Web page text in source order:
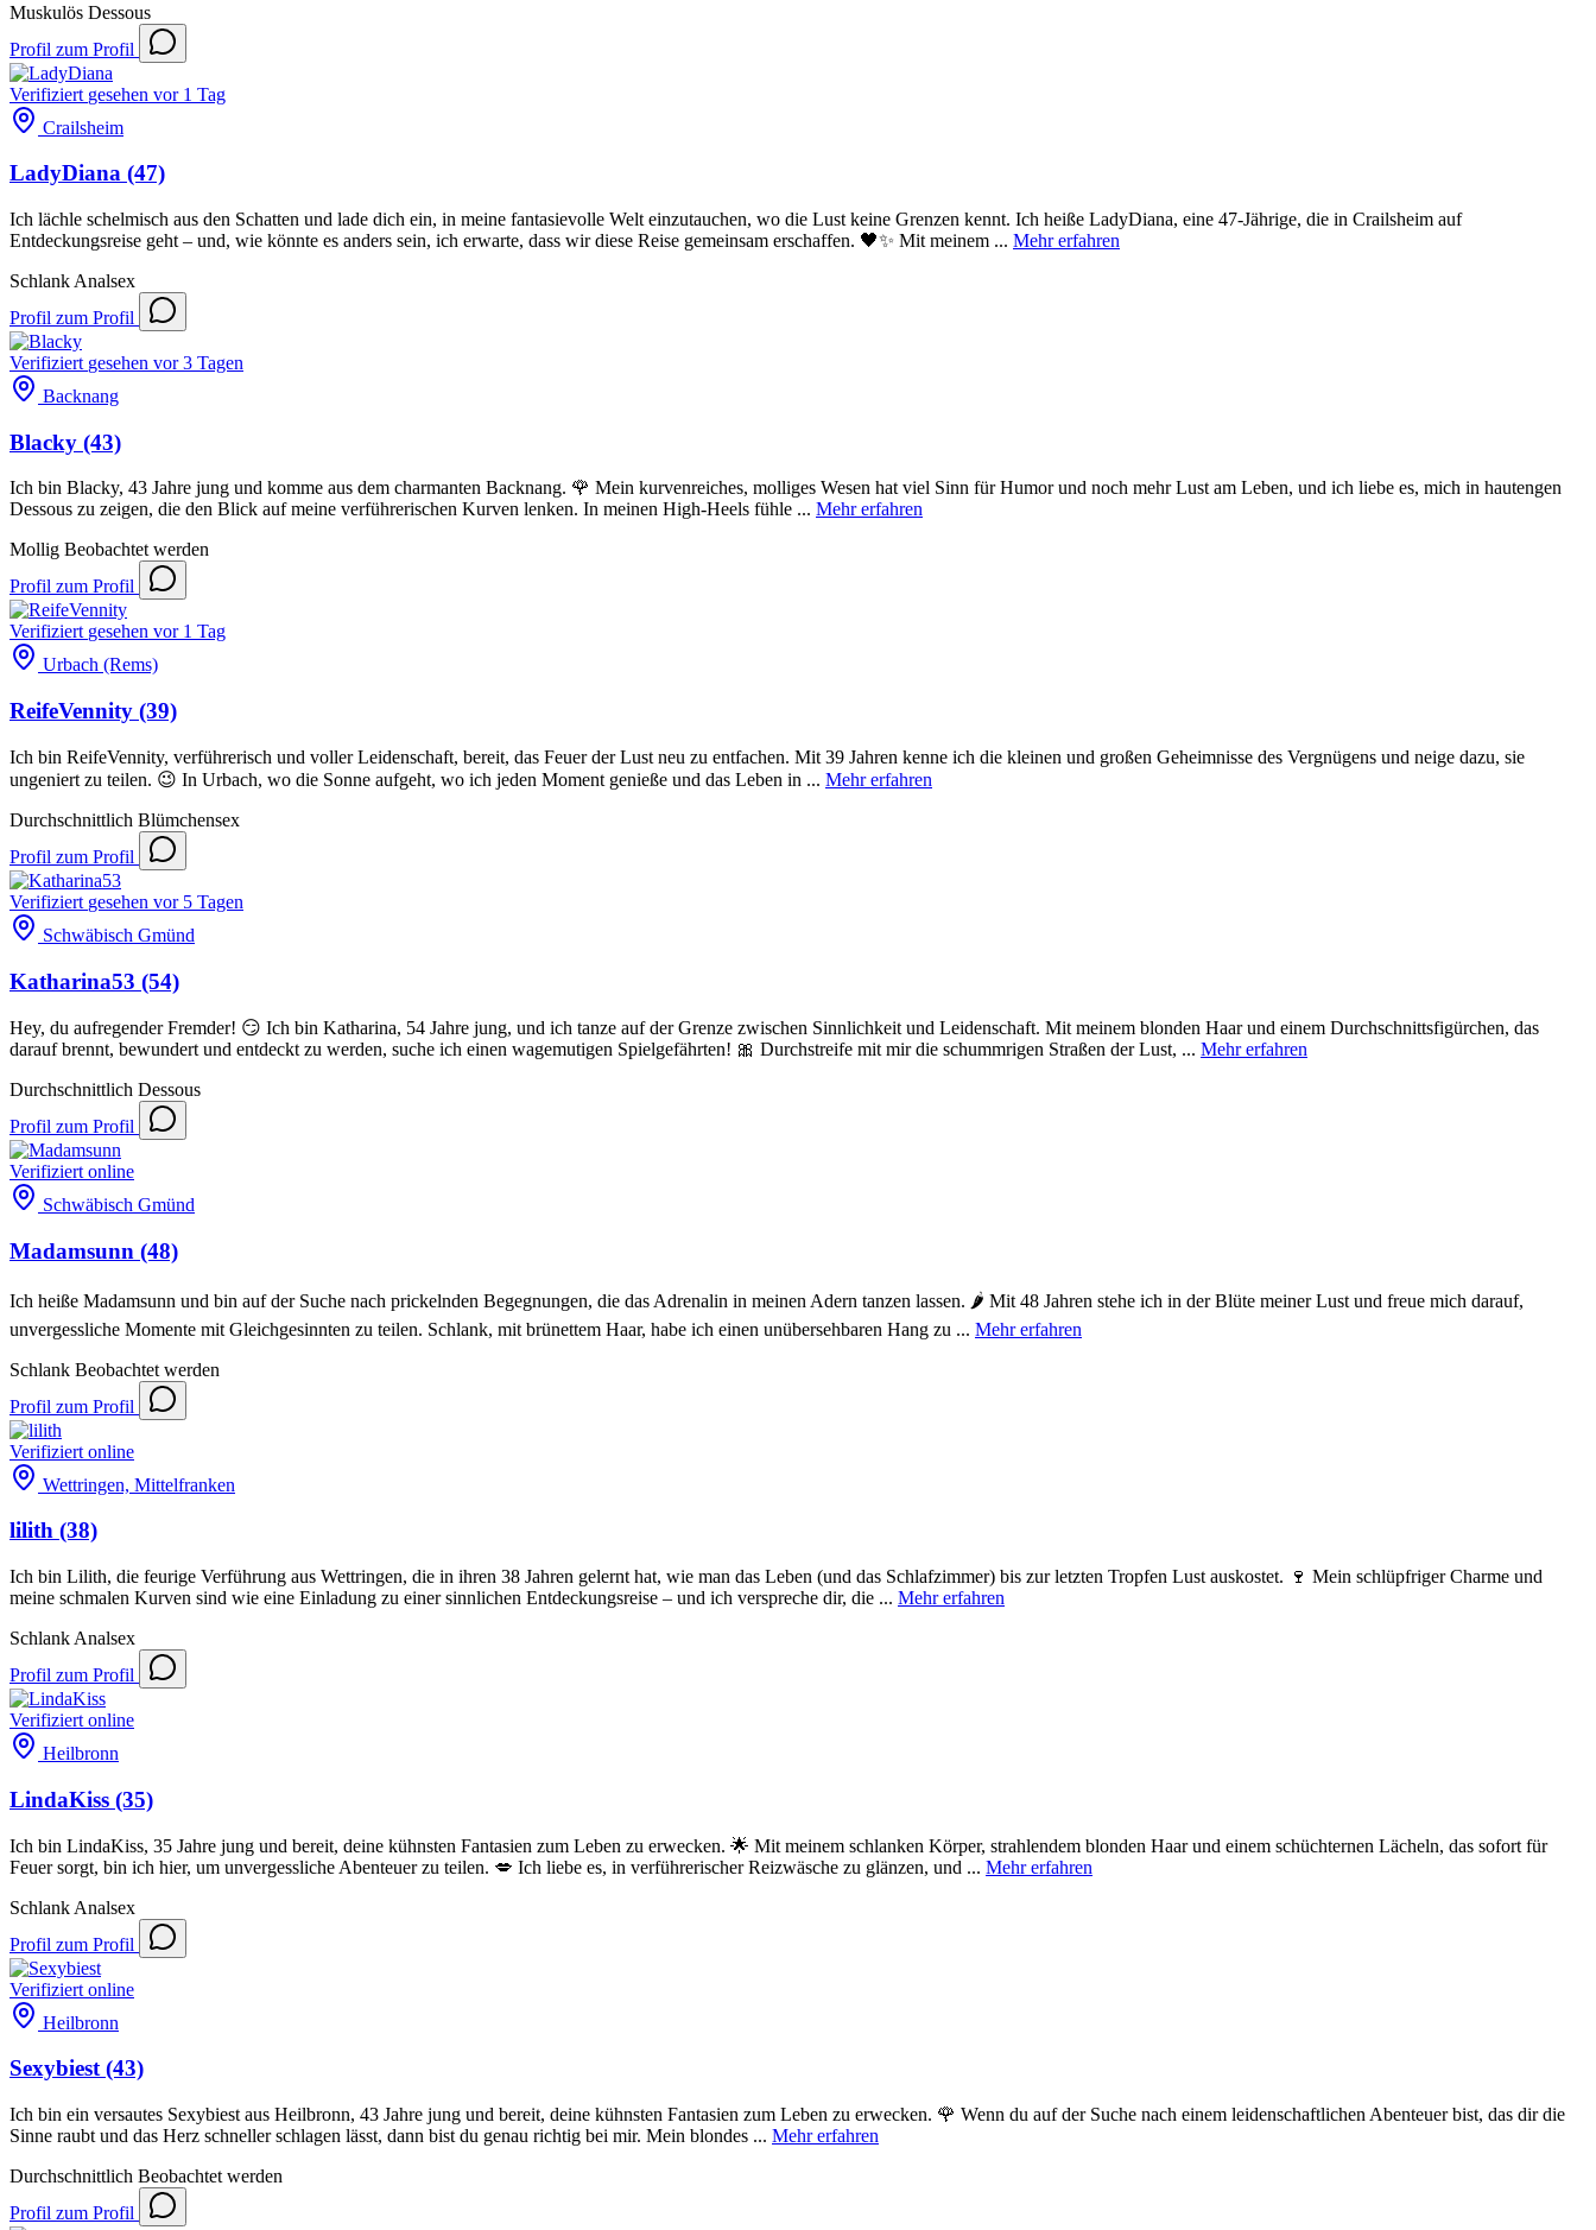
Muskulös Dessous
Profil zum Profil
Verifiziert gesehen vor 1 Tag
Crailsheim
LadyDiana (47)
Ich lächle schelmisch aus den Schatten und lade dich ein, in meine fantasievolle Welt einzutauchen, wo die Lust keine Grenzen kennt. Ich heiße LadyDiana, eine 47-Jährige, die in Crailsheim auf
Entdeckungsreise geht – und, wie könnte es anders sein, ich erwarte, dass wir diese Reise gemeinsam erschaffen. 🖤✨ Mit meinem ... Mehr erfahren
Schlank Analsex
Profil zum Profil
Verifiziert gesehen vor 3 Tagen
Backnang
Blacky (43)
Ich bin Blacky, 43 Jahre jung und komme aus dem charmanten Backnang. 🌹 Mein kurvenreiches, molliges Wesen hat viel Sinn für Humor und noch mehr Lust am Leben, und ich liebe es, mich in hautengen
Dessous zu zeigen, die den Blick auf meine verführerischen Kurven lenken. In meinen High-Heels fühle ... Mehr erfahren
Mollig Beobachtet werden
Profil zum Profil
Verifiziert gesehen vor 1 Tag
Urbach (Rems)
ReifeVennity (39)
Ich bin ReifeVennity, verführerisch und voller Leidenschaft, bereit, das Feuer der Lust neu zu entfachen. Mit 39 Jahren kenne ich die kleinen und großen Geheimnisse des Vergnügens und neige dazu, sie
ungeniert zu teilen. 😉 In Urbach, wo die Sonne aufgeht, wo ich jeden Moment genieße und das Leben in ... Mehr erfahren
Durchschnittlich Blümchensex
Profil zum Profil
Verifiziert gesehen vor 5 Tagen
Schwäbisch Gmünd
Katharina53 (54)
Hey, du aufregender Fremder! 😏 Ich bin Katharina, 54 Jahre jung, und ich tanze auf der Grenze zwischen Sinnlichkeit und Leidenschaft. Mit meinem blonden Haar und einem Durchschnittsfigürchen, das
darauf brennt, bewundert und entdeckt zu werden, suche ich einen wagemutigen Spielgefährten! 🎀 Durchstreife mit mir die schummrigen Straßen der Lust, ... Mehr erfahren
Durchschnittlich Dessous
Profil zum Profil
Verifiziert online
Schwäbisch Gmünd
Madamsunn (48)
Ich heiße Madamsunn und bin auf der Suche nach prickelnden Begegnungen, die das Adrenalin in meinen Adern tanzen lassen. 🌶️ Mit 48 Jahren stehe ich in der Blüte meiner Lust und freue mich darauf,
unvergessliche Momente mit Gleichgesinnten zu teilen. Schlank, mit brünettem Haar, habe ich einen unübersehbaren Hang zu ... Mehr erfahren
Schlank Beobachtet werden
Profil zum Profil
Verifiziert online
Wettringen, Mittelfranken
lilith (38)
Ich bin Lilith, die feurige Verführung aus Wettringen, die in ihren 38 Jahren gelernt hat, wie man das Leben (und das Schlafzimmer) bis zur letzten Tropfen Lust auskostet. 🍷 Mein schlüpfriger Charme und
meine schmalen Kurven sind wie eine Einladung zu einer sinnlichen Entdeckungsreise – und ich verspreche dir, die ... Mehr erfahren
Schlank Analsex
Profil zum Profil
Verifiziert online
Heilbronn
LindaKiss (35)
Ich bin LindaKiss, 35 Jahre jung und bereit, deine kühnsten Fantasien zum Leben zu erwecken. 🌟 Mit meinem schlanken Körper, strahlendem blonden Haar und einem schüchternen Lächeln, das sofort für
Feuer sorgt, bin ich hier, um unvergessliche Abenteuer zu teilen. 💋 Ich liebe es, in verführerischer Reizwäsche zu glänzen, und ... Mehr erfahren
Schlank Analsex
Profil zum Profil
Verifiziert online
Heilbronn
Sexybiest (43)
Ich bin ein versautes Sexybiest aus Heilbronn, 43 Jahre jung und bereit, deine kühnsten Fantasien zum Leben zu erwecken. 🌹 Wenn du auf der Suche nach einem leidenschaftlichen Abenteuer bist, das dir die
Sinne raubt und das Herz schneller schlagen lässt, dann bist du genau richtig bei mir. Mein blondes ... Mehr erfahren
Durchschnittlich Beobachtet werden
Profil zum Profil